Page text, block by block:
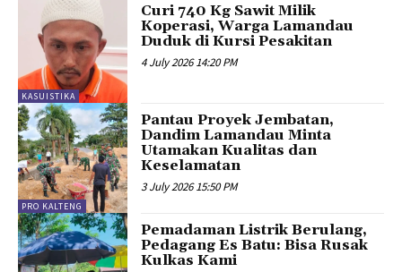
KASUISTIKA
Curi 740 Kg Sawit Milik
Koperasi, Warga Lamandau
Duduk di Kursi Pesakitan
4 July 2026 14:20 PM
PRO KALTENG
Pantau Proyek Jembatan,
Dandim Lamandau Minta
Utamakan Kualitas dan
Keselamatan
3 July 2026 15:50 PM
Pemadaman Listrik Berulang,
Pedagang Es Batu: Bisa Rusak
Kulkas Kami